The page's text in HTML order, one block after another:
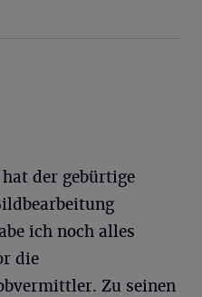
der gebürtige
ich noch alles
die
Zu seinen